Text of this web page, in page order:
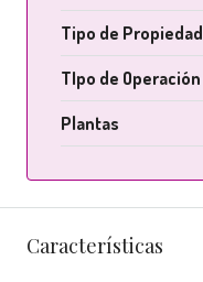
Tipo de Propiedad
TIpo de Operación
Plantas
Características